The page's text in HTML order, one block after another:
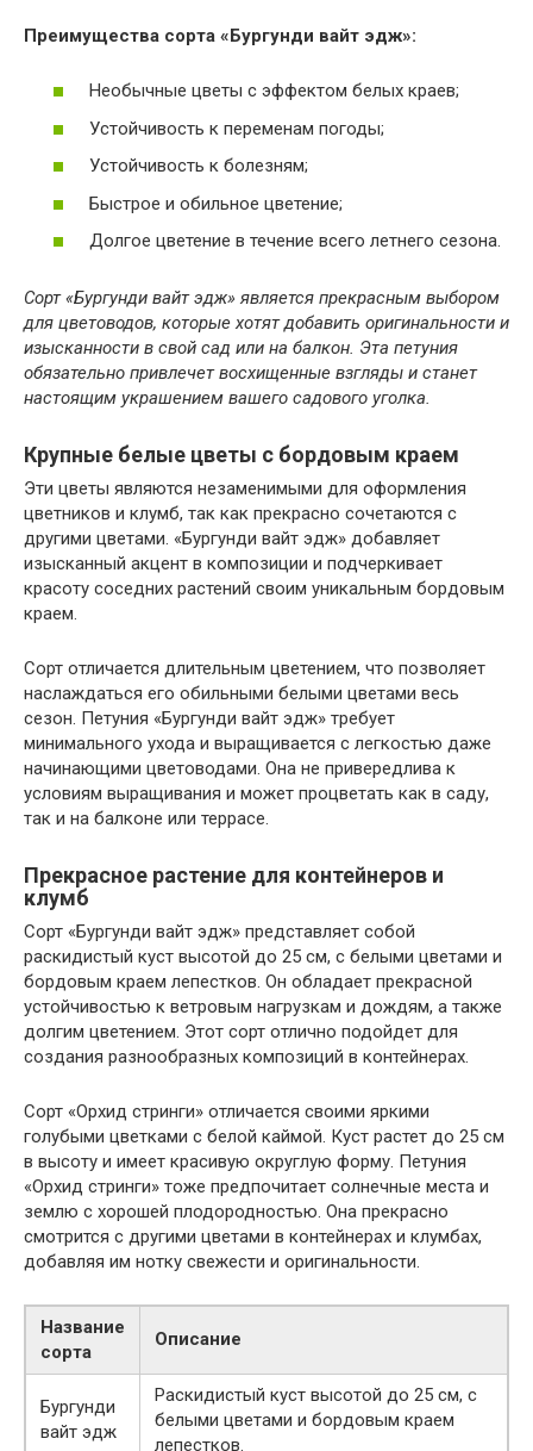
Преимущества сорта «Бургунди вайт эдж»:
Необычные цветы с эффектом белых краев;
Устойчивость к переменам погоды;
Устойчивость к болезням;
Быстрое и обильное цветение;
Долгое цветение в течение всего летнего сезона.
Сорт «Бургунди вайт эдж» является прекрасным выбором
для цветоводов, которые хотят добавить оригинальности и
изысканности в свой сад или на балкон. Эта петуния
обязательно привлечет восхищенные взгляды и станет
настоящим украшением вашего садового уголка.
Крупные белые цветы с бордовым краем
Эти цветы являются незаменимыми для оформления
цветников и клумб, так как прекрасно сочетаются с
другими цветами. «Бургунди вайт эдж» добавляет
изысканный акцент в композиции и подчеркивает
красоту соседних растений своим уникальным бордовым
краем.
Сорт отличается длительным цветением, что позволяет
наслаждаться его обильными белыми цветами весь
сезон. Петуния «Бургунди вайт эдж» требует
минимального ухода и выращивается с легкостью даже
начинающими цветоводами. Она не привередлива к
условиям выращивания и может процветать как в саду,
так и на балконе или террасе.
Прекрасное растение для контейнеров и
клумб
Сорт «Бургунди вайт эдж» представляет собой
раскидистый куст высотой до 25 см, с белыми цветами и
бордовым краем лепестков. Он обладает прекрасной
устойчивостью к ветровым нагрузкам и дождям, а также
долгим цветением. Этот сорт отлично подойдет для
создания разнообразных композиций в контейнерах.
Сорт «Орхид стринги» отличается своими яркими
голубыми цветками с белой каймой. Куст растет до 25 см
в высоту и имеет красивую округлую форму. Петуния
«Орхид стринги» тоже предпочитает солнечные места и
землю с хорошей плодородностью. Она прекрасно
смотрится с другими цветами в контейнерах и клумбах,
добавляя им нотку свежести и оригинальности.
Название
сорта
Описание
Бургунди
вайт эдж
Раскидистый куст высотой до 25 см, с
белыми цветами и бордовым краем
лепестков.